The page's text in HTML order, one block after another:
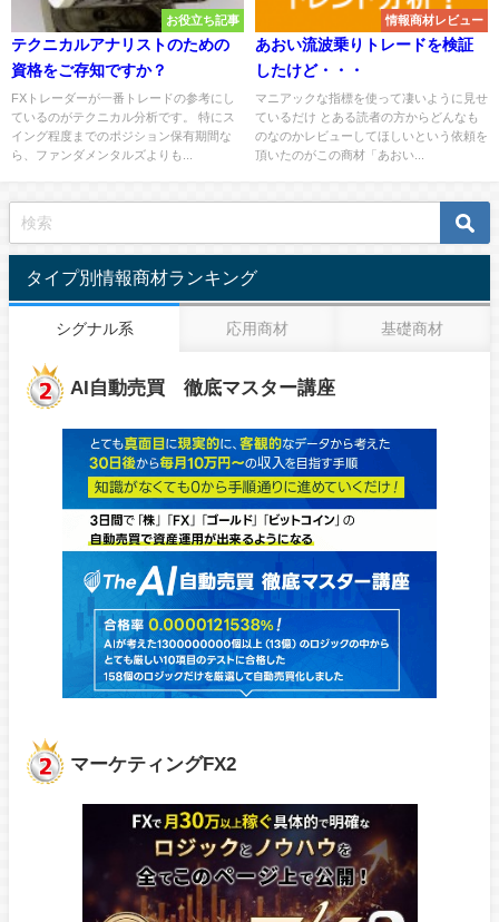
お役立ち記事
テクニカルアナリストのための
資格をご存知ですか？
FXトレーダーが一番トレードの参考にし
ているのがテクニカル分析です。 特にス
イング程度までのポジション保有期間な
ら、ファンダメンタルズよりも...
情報商材レビュー
あおい流波乗りトレードを検証
したけど・・・
マニアックな指標を使って凄いように見せ
ているだけ とある読者の方からどんなも
のなのかレビューしてほしいという依頼を
頂いたのがこの商材「あおい...
タイプ別情報商材ランキング
シグナル系 応用商材 基礎商材
AI自動売買 徹底マスター講座
マーケティングFX2